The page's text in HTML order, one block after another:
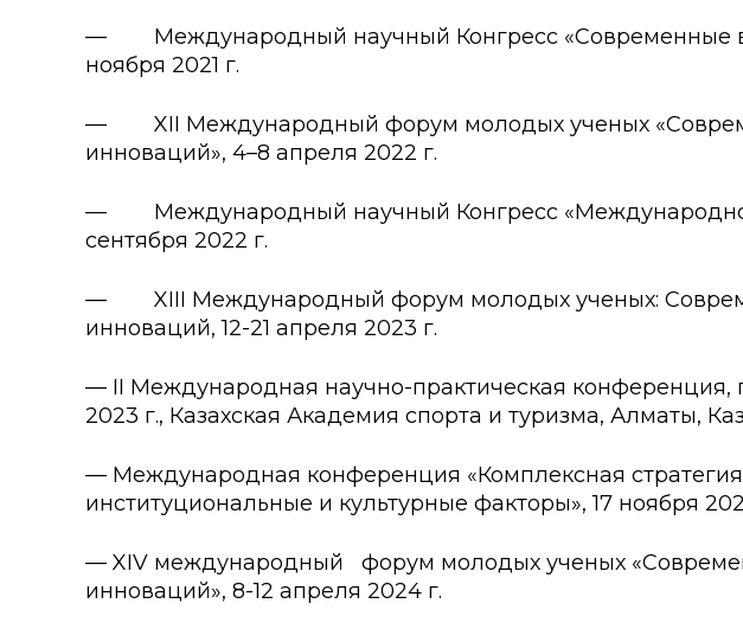
— Международный научный Конгресс «Современные
ноября 2021 г.
— XII Международный форум молодых ученых
инноваций», 4–8 апреля 2022 г.
— Международный научный Конгресс «Международное
сентября 2022 г.
— XІІІ Международный форум молодых ученых:
инноваций, 12-21 апреля 2023 г.
— II Международная научно-практическая конференция,
2023 г., Казахская Академия спорта и туризма, Алматы,
— Международная конференция «Комплексная стратегия
институциональные и культурные факторы», 17 ноября
— XIV международный форум молодых ученых
инноваций», 8-12 апреля 2024 г.